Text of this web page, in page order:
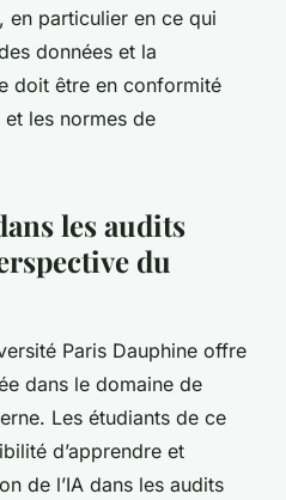
en particulier en ce qui
données et la
doit être en conformité
les normes de
les audits
du
Paris Dauphine offre
dans le domaine de
Les étudiants de ce
d’apprendre et
de l’IA dans les audits